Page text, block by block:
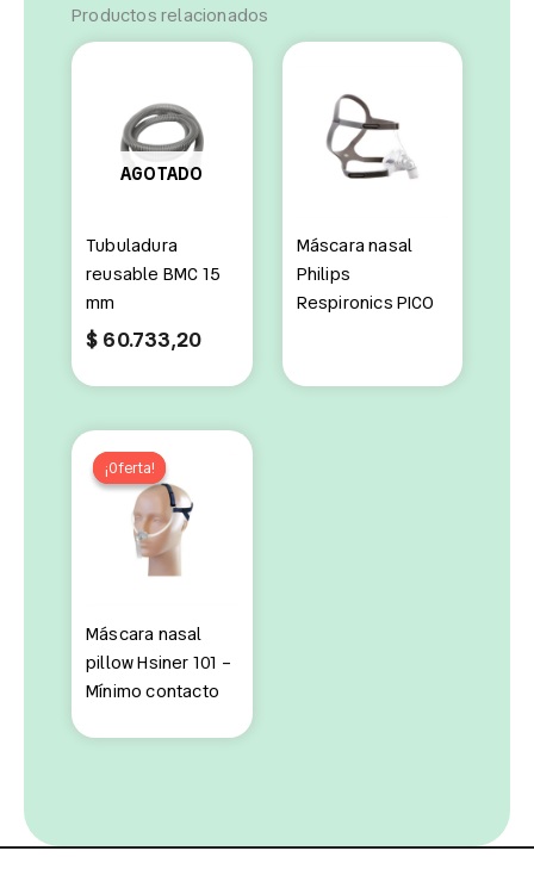
Productos relacionados
AGOTADO
Tubuladura
reusable BMC 15
mm
$60.733,20
Máscara nasal
Philips
Respironics PICO
¡Oferta!
¡Oferta!
Máscara nasal
pillow Hsiner 101 –
Mínimo contacto